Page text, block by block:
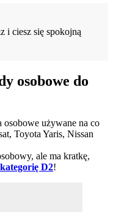
i ciesz się spokojną
osobowe do
osobowe używane na co
Toyota Yaris, Nissan
ale ma kratkę,
kategorię D2!